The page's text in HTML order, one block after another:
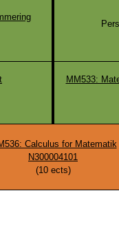
MM533:
Calculus for Matematik
N300004101
(10ects)